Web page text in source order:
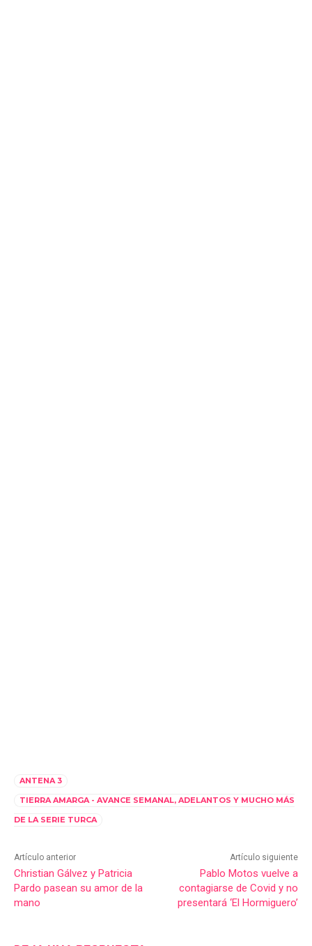
ANTENA 3
TIERRA AMARGA - AVANCE SEMANAL, ADELANTOS Y MUCHO MÁS
DE LA SERIE TURCA
Artículo anterior
Christian Gálvez y Patricia
Pardo pasean su amor de la
mano
Artículo siguiente
Pablo Motos vuelve a
contagiarse de Covid y no
presentará ‘El Hormiguero’